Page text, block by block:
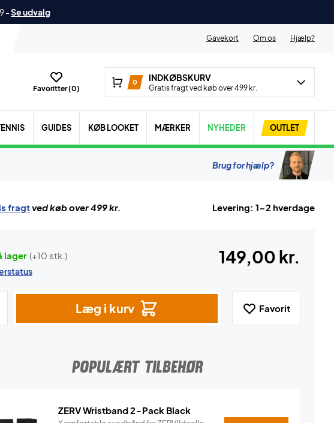
-Se udvalg
Gavekort Om os Hjælp?
Favoritter (0)
0 INDKØBSKURV
Gratis fragt ved køb over 499 kr.
GUIDES KØB LOOKET MÆRKER NYHEDER OUTLET
Brug for hjælp?
fragtved køb over 499 kr. Levering: 1-2 hverdage
lager (+10 stk.) 149,00 kr.
Læg i kurv Favorit
POPULÆRT TILBEHØR
ZERV Wristband 2-Pack Black